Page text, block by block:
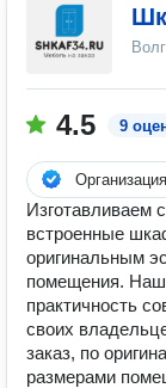
4.5 9
Изготавливаем
встроенные
оригинальным
помещения.
практичность
своих
заказ, по
размерами